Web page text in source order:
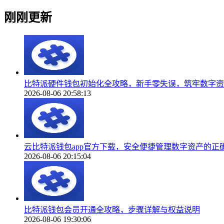
刚刚更新
比特派硬件钱包初始化全攻略，新手零失误，筑牢数字
2026-08-06 20:58:13
云比特派钱包app官方下载，安全便捷管理数字资产的正
2026-08-06 20:15:04
比特派钱包会员开通全攻略，步骤详解与权益说明
2026-08-06 19:30:06